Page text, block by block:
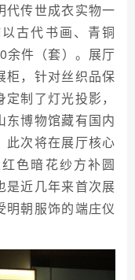
代传世成衣实物一
古代书画、青铜
余件（套）。展厅
柜，针对丝织品保
制了灯光投影，
东博物馆藏有国内
此次将在展厅核心
色暗花纱方补圆
是近几年来首次展
明朝服饰的端庄仪